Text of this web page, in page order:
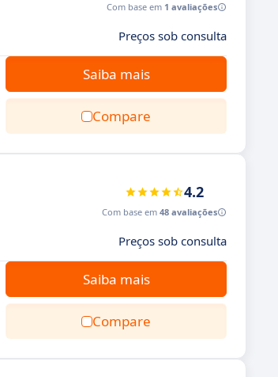
Com base em 1 avaliações
Preços sob consulta
Saiba mais
Compare
4.2
Com base em 48 avaliações
Preços sob consulta
Saiba mais
Compare